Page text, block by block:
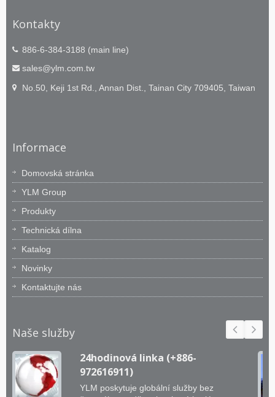
Kontakty
886-6-384-3188 (main line)
sales@ylm.com.tw
No.50, Keji 1st Rd., Annan Dist., Tainan City 709405, Taiwan
Informace
Domovská stránka
YLM Group
Produkty
Technická dílna
Katalog
Novinky
Kontaktujte nás
Naše služby
24hodinová linka (+886-
972616911)
YLM poskytuje globální služby bez